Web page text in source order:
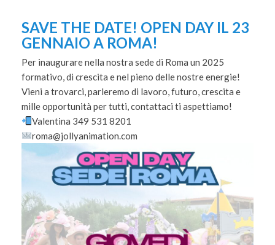
SAVE THE DATE! OPEN DAY IL 23
GENNAIO A ROMA!
Per inaugurare nella nostra sede di Roma un 2025
formativo, di crescita e nel pieno delle nostre energie!
Vieni a trovarci, parleremo di lavoro, futuro, crescita e
mille opportunità per tutti, contattaci ti aspettiamo!
Valentina 349 531 8201
roma@jollyanimation.com